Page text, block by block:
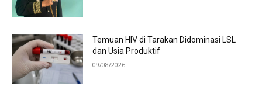
Temuan HIV di Tarakan Didominasi LSL
dan Usia Produktif
09/08/2026